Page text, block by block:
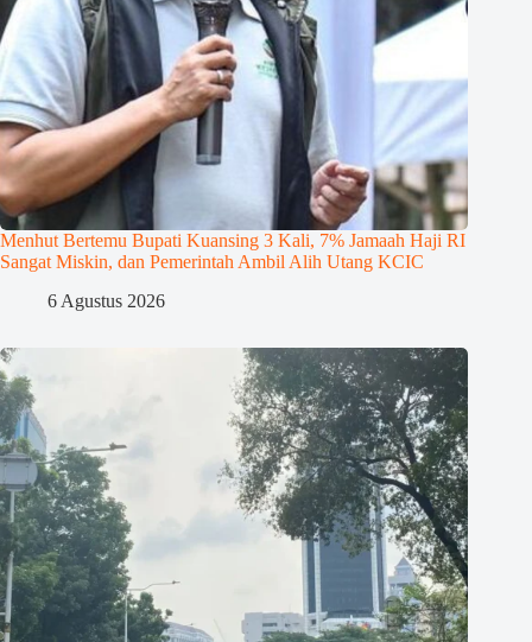
Menhut Bertemu Bupati Kuansing 3 Kali, 7% Jamaah Haji RI
Sangat Miskin, dan Pemerintah Ambil Alih Utang KCIC
6 Agustus 2026